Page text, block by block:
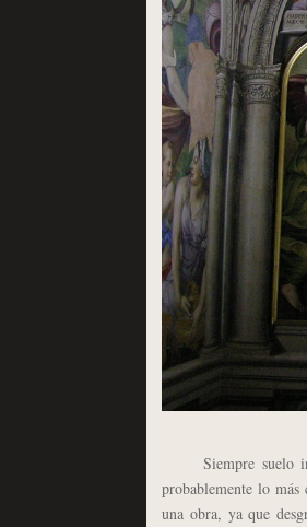
Siempre suelo
probablemente lo
una obra, ya que